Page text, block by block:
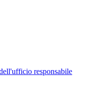
responsabile